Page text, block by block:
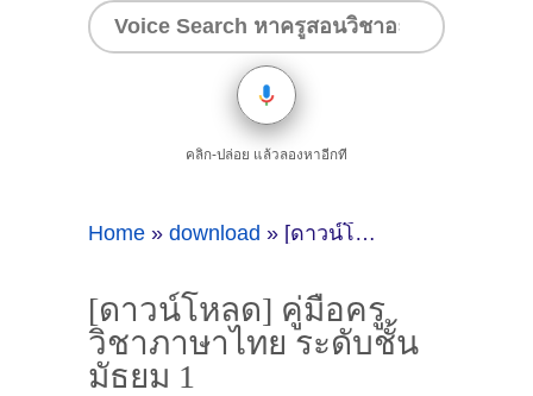
คลิก-ปล่อย แล้วลองหาอีกที
Home » download » [ดาวน์โหลด] คู่มือครูวิชาภาษาไทย ระดับชั้นมัธยม 1
[ดาวน์โหลด] คู่มือครู
วิชาภาษาไทย ระดับชั้น
มัธยม 1